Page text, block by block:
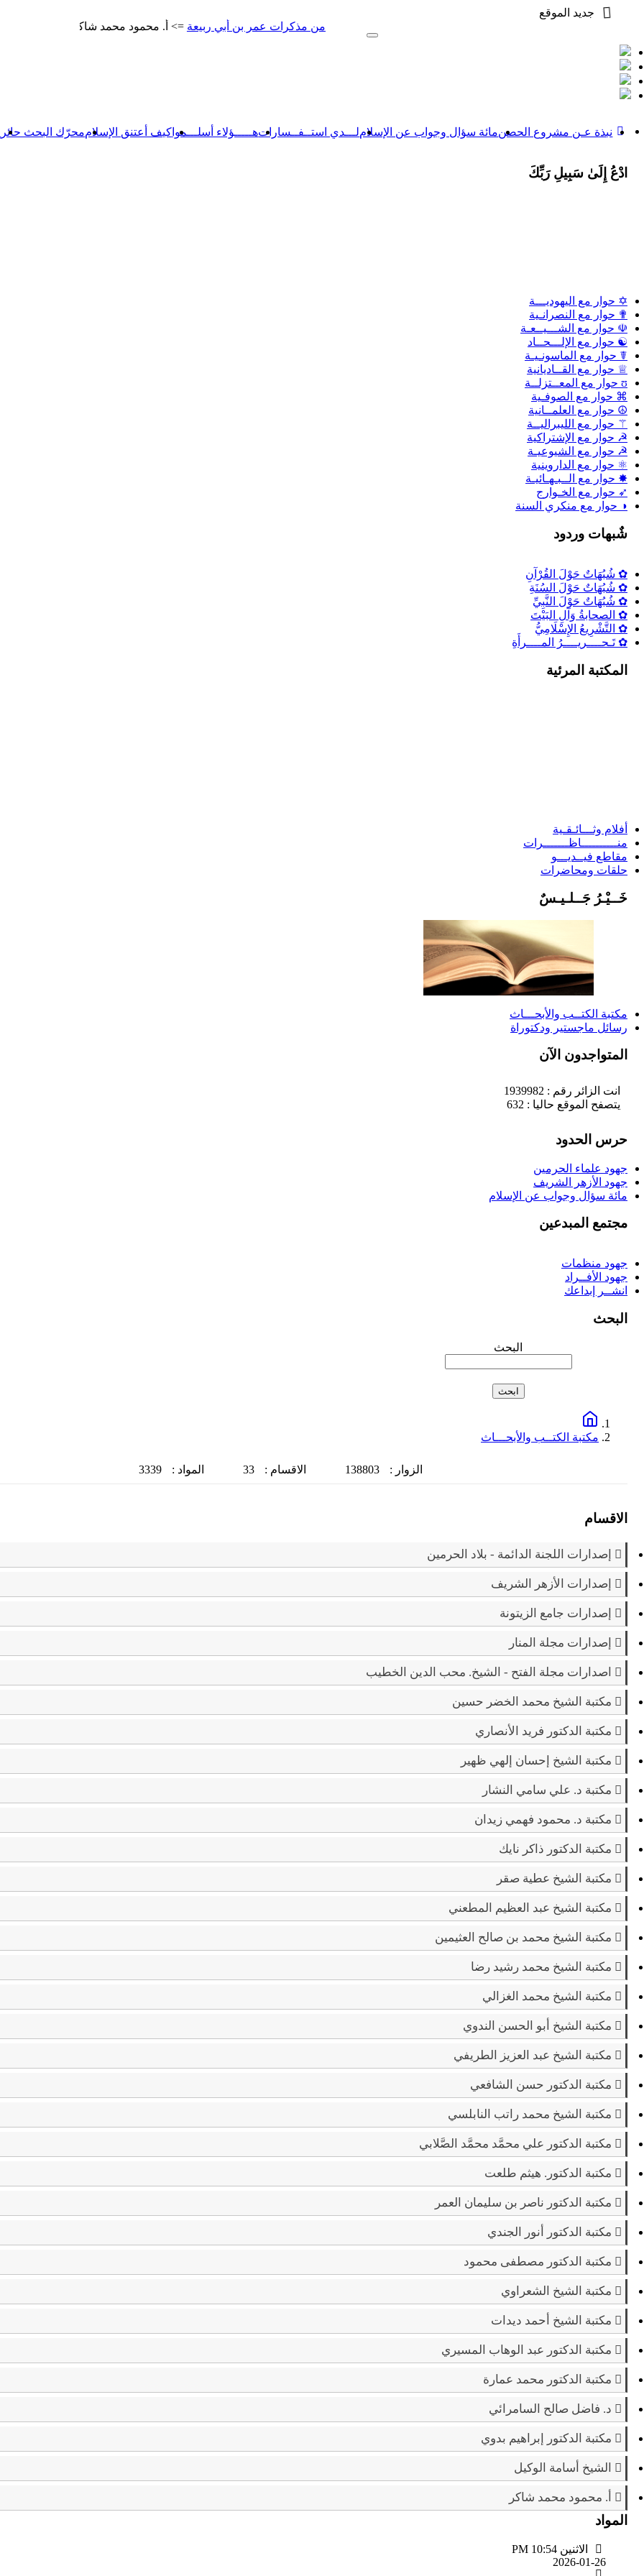
جديد الموقع
المتنبي من مذكرات عمر بن أبي ربيعة=> أ. محمود محمد شاكر
Toggle
نبذة عـن مشروع الحصنمائة سؤال وجواب عن الإسلاملـــدي استــفــساراتهـــــؤلاء أسلـــموا كيف أعتنق الإسلاممحرّك البحث حائر
ادْعُ إِلَىٰ سَبِيلِ رَبِّكَ
✡ حوار مع اليهوديـــة
✟ حوار مع النصرانـية
☫ حوار مع الشـــيــعـة
☯ حوار مع الإلـــحــاد
☤ حوار مع الماسونـيـة
♕ حوار مع القــاديانية
ʊ حوار مع المعــتزلــة
⌘ حوار مع الصوفـية
☮ حوار مع العلمــانية
⚚ حوار مع الليبراليــة
☭ حوار مع الإشتراكية
☭ حوار مع الشيوعيـة
⚛ حوار مع الداروينية
✸ حوار مع الــبـهـائيـة
➶ حوار مع الخـوارج
◑ حوار مع منكري السنة
شٌبهات وردود
✿ شُبُهَاتٌ حَوْلَ القُرْآنِ
✿ شُبُهَاتٌ حَوْلَ السُنَةِ
✿ شُبُهَاتٌ حَوْلَ النَّبِيِّ
✿ الصحابةُ وَآلِ البَيْتَ
✿ التَّشْرِيعُ الإِسْلَامِيُّ
✿ تَـحــــريــــرُ المــــرأَةِ
المكتبة المرئية
أفلام وثـــائـقـية
منــــــــــاظـــــــرات
مقاطع فيــديـــو
حلقات ومحاضرات
خَــيْـرُ جَــلـيـسٌ
مكتبة الكتــب والأبحـــاث
رسائل ماجستير ودكتوراة
المتواجدون الآن
انت الزائر رقم : 1939982
يتصفح الموقع حاليا : 632
حرس الحدود
جهود علماء الحرمين
جهود الأزهر الشريف
مائة سؤال وجواب عن الإسلام
مجتمع المبدعين
جهود منظمات
جهود الأفــراد
انشــر إبداعك
البحث
البحث
مكتبة الكتــب والأبحـــاث
الزوار : 138803 الاقسام : 33 المواد :
3339
الاقسام
إصدارات اللجنة الدائمة - بلاد الحرمين
إصدارات الأزهر الشريف
إصدارات جامع الزيتونة
إصدارات مجلة المنار
اصدارات مجلة الفتح - الشيخ. محب الدين الخطيب
مكتبة الشيخ محمد الخضر حسين
مكتبة الدكتور فريد الأنصاري
مكتبة الشيخ إحسان إلهي ظهير
مكتبة د. علي سامي النشار
مكتبة د. محمود فهمي زيدان
مكتبة الدكتور ذاكر نايك
مكتبة الشيخ عطية صقر
مكتبة الشيخ عبد العظيم المطعني
مكتبة الشيخ محمد بن صالح العثيمين
مكتبة الشيخ محمد رشيد رضا
مكتبة الشيخ محمد الغزالي
مكتبة الشيخ أبو الحسن الندوي
مكتبة الشيخ عبد العزيز الطريفي
مكتبة الدكتور حسن الشافعي
مكتبة الشيخ محمد راتب النابلسي
مكتبة الدكتور علي محمَّد محمَّد الصَّلابي
مكتبة الدكتور. هيثم طلعت
مكتبة الدكتور ناصر بن سليمان العمر
مكتبة الدكتور أنور الجندي
مكتبة الدكتور مصطفى محمود
مكتبة الشيخ الشعراوي
مكتبة الشيخ أحمد ديدات
مكتبة الدكتور عبد الوهاب المسيري
مكتبة الدكتور محمد عمارة
د. فاضل صالح السامرائي
مكتبة الدكتور إبراهيم بدوي
الشيخ أسامة الوكيل
أ. محمود محمد شاكر
المواد
الاثنين PM 10:54
2026-01-26